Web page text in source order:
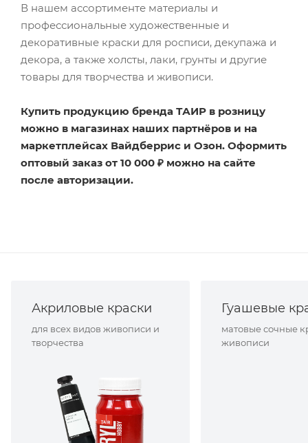
В нашем ассортименте материалы и
профессиональные художественные и
декоративные краски для росписи, декупажа и
декора, а также холсты, лаки, грунты и другие
товары для творчества и живописи.
Купить продукцию бренда ТАИР в розницу
можно в магазинах наших партнёров и на
маркетплейсах Вайдберрис и Озон. Оформить
оптовый заказ от 10 000 ₽ можно на сайте
после авторизации.
Акриловые краски
для всех видов живописи и
творчества
Гуашевые
матовые сочные
живописи